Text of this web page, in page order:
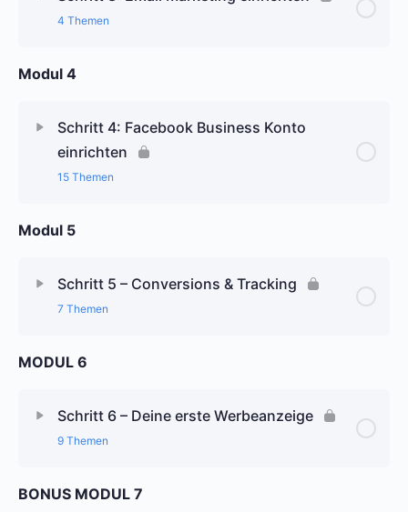
4 Themen
Modul 4
Schritt 4: Facebook Business Konto
einrichten
15 Themen
Modul 5
Schritt 5 – Conversions & Tracking
7 Themen
MODUL 6
Schritt 6 – Deine erste Werbeanzeige
9 Themen
BONUS MODUL 7